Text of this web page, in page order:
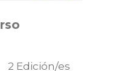
2 Edición/es